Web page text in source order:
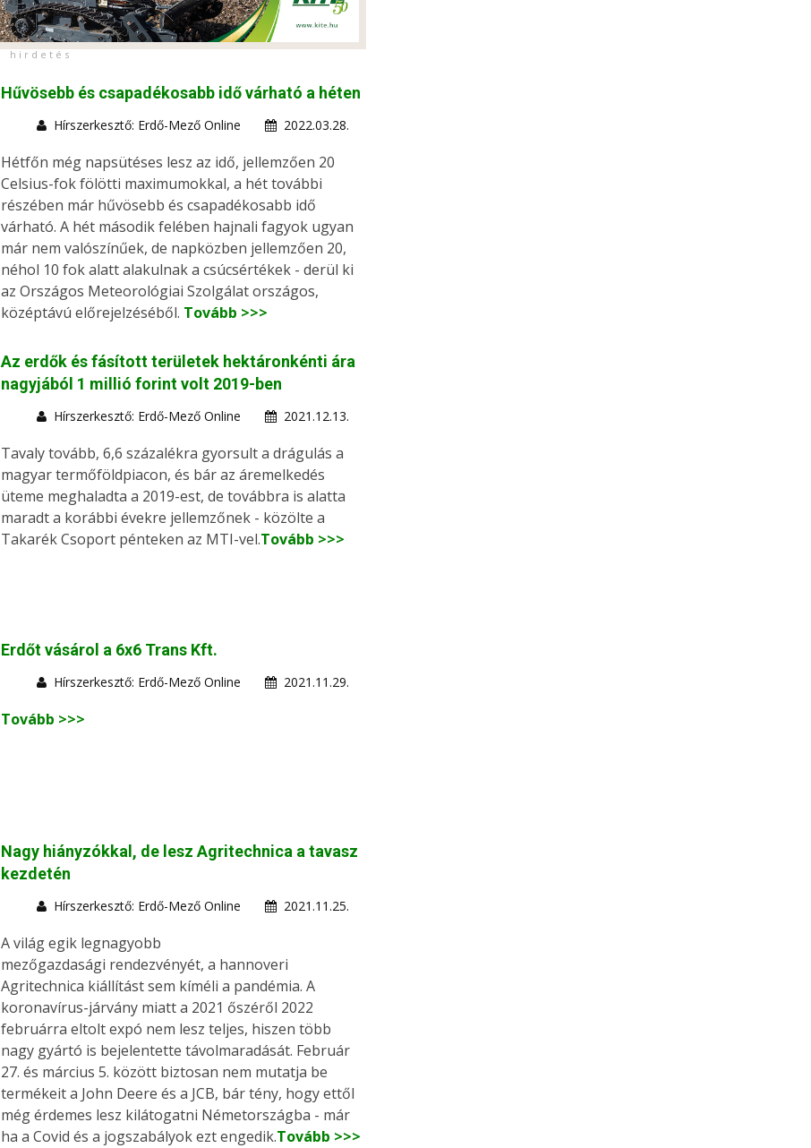
h i r d e t é s
Hűvösebb és csapadékosabb idő várható a héten
Hírszerkesztő: Erdő-Mező Online 2022.03.28.
Hétfőn még napsütéses lesz az idő, jellemzően 20
Celsius-fok fölötti maximumokkal, a hét további
részében már hűvösebb és csapadékosabb idő
várható. A hét második felében hajnali fagyok ugyan
már nem valószínűek, de napközben jellemzően 20,
néhol 10 fok alatt alakulnak a csúcsértékek - derül ki
az Országos Meteorológiai Szolgálat országos,
középtávú előrejelzéséből. Tovább >>>
Az erdők és fásított területek hektáronkénti ára
nagyjából 1 millió forint volt 2019-ben
Hírszerkesztő: Erdő-Mező Online 2021.12.13.
Tavaly tovább, 6,6 százalékra gyorsult a drágulás a
magyar termőföldpiacon, és bár az áremelkedés
üteme meghaladta a 2019-est, de továbbra is alatta
maradt a korábbi évekre jellemzőnek - közölte a
Takarék Csoport pénteken az MTI-vel.Tovább >>>
Erdőt vásárol a 6x6 Trans Kft.
Hírszerkesztő: Erdő-Mező Online 2021.11.29.
Tovább >>>
Nagy hiányzókkal, de lesz Agritechnica a tavasz
kezdetén
Hírszerkesztő: Erdő-Mező Online 2021.11.25.
A világ egik legnagyobb
mezőgazdasági rendezvényét, a hannoveri
Agritechnica kiállítást sem kíméli a pandémia. A
koronavírus-járvány miatt a 2021 őszéről 2022
februárra eltolt expó nem lesz teljes, hiszen több
nagy gyártó is bejelentette távolmaradását. Február
27. és március 5. között biztosan nem mutatja be
termékeit a John Deere és a JCB, bár tény, hogy ettől
még érdemes lesz kilátogatni Németországba - már
ha a Covid és a jogszabályok ezt engedik.Tovább >>>